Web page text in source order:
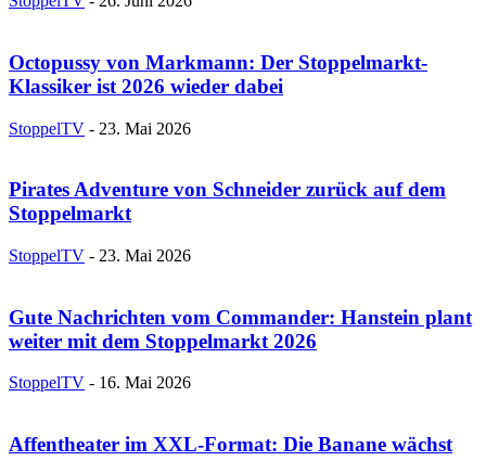
Octopussy von Markmann: Der Stoppelmarkt-
Klassiker ist 2026 wieder dabei
StoppelTV - 23. Mai 2026
Pirates Adventure von Schneider zurück auf dem
Stoppelmarkt
StoppelTV - 23. Mai 2026
Gute Nachrichten vom Commander: Hanstein plant
weiter mit dem Stoppelmarkt 2026
StoppelTV - 16. Mai 2026
Affentheater im XXL-Format: Die Banane wächst